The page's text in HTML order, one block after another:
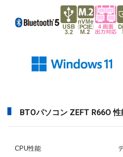
BTOパソコン ZEFT R66O
CPU性能